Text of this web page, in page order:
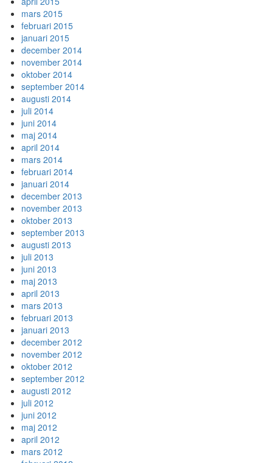
mars 2015
februari 2015
januari 2015
december 2014
november 2014
oktober 2014
september 2014
augusti 2014
juli 2014
juni 2014
maj 2014
april 2014
mars 2014
februari 2014
januari 2014
december 2013
november 2013
oktober 2013
september 2013
augusti 2013
juli 2013
juni 2013
maj 2013
april 2013
mars 2013
februari 2013
januari 2013
december 2012
november 2012
oktober 2012
september 2012
augusti 2012
juli 2012
juni 2012
maj 2012
april 2012
mars 2012